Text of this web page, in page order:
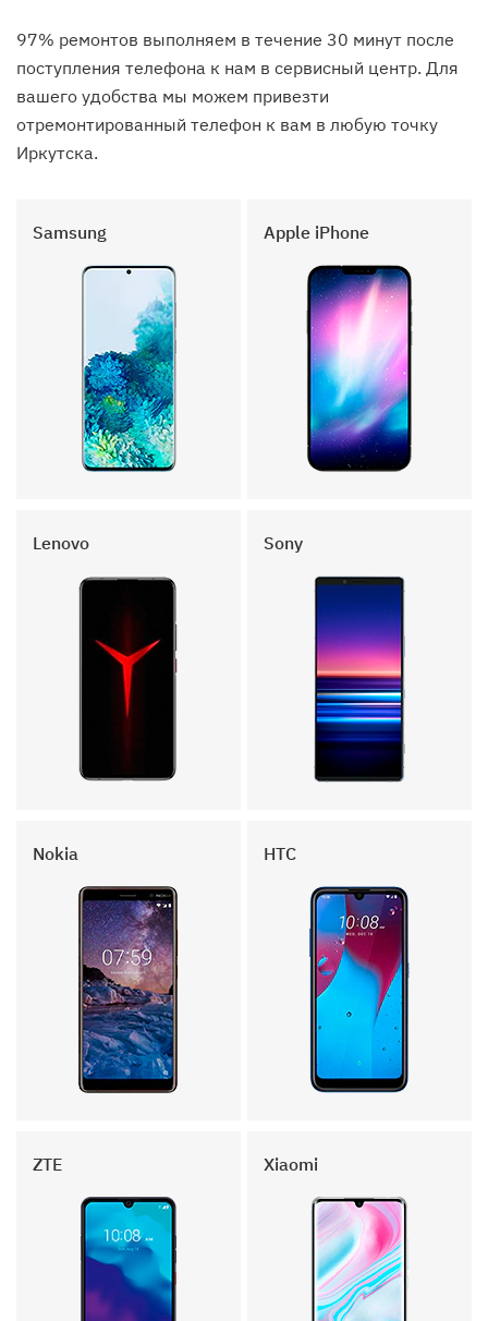
97% ремонтов выполняем в течение 30 минут после
поступления телефона к нам в сервисный центр. Для
вашего удобства мы можем привезти
отремонтированный телефон к вам в любую точку
Иркутска.
Samsung Apple iPhone
Lenovo Sony
Nokia HTC
ZTE Xiaomi